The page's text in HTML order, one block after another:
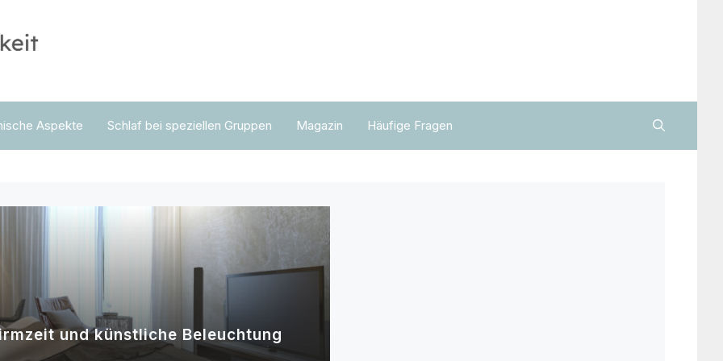
Aspekte Schlaf bei speziellen Gruppen Magazin Häufige Fragen
und künstliche Beleuchtung